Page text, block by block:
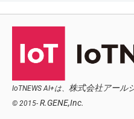
IoTNEWS AI+は、 株式会社アール
© 2015- R.GENE,Inc.